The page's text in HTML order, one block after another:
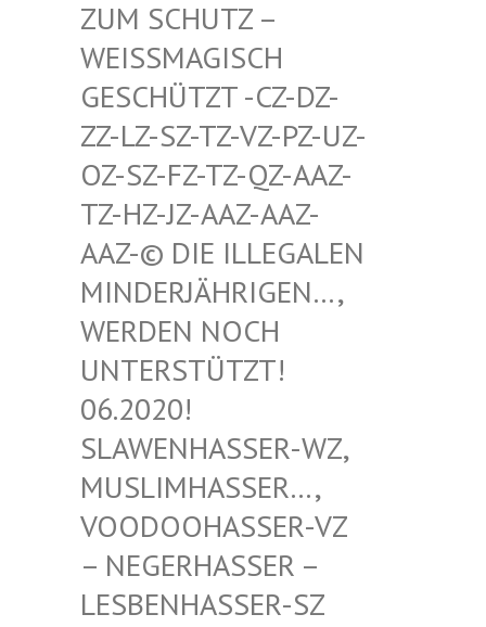
M SCHUTZ – WE
ISSMAGISCH GES
CHÜTZT -CZ-DZ-ZZ-
LZ-SZ-TZ-VZ-PZ-UZ-OZ-
SZ-FZ-TZ-QZ-AAZ-TZ-
HZ-JZ-AAZ-AAZ-AAZ
-© DIE ILLEGALEN MIN
DERJÄHRIGEN…, WER
DEN NOCH UNT
ERSTÜTZT! 06.
2020! SLA
WENHASSER-WZ, MUS
LIMHASSER…, VOO
DOOHASSER-VZ – N
EGERHASSER – LES
BENHASSER-SZ UND